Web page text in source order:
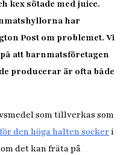
kex sötade med juice.
har
Post om problemet. Vi
att barnmatsföretagen
producerar är ofta både
som tillverkas som
den höga halten sockeri
det kan fräta på